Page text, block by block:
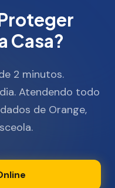
Casa?
2 minutos.
Atendendo todo
de Orange,